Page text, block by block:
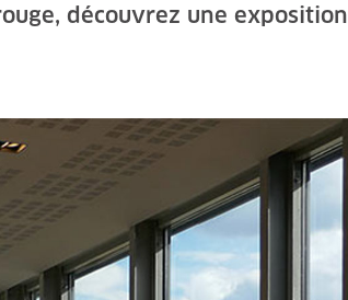
découvrez une